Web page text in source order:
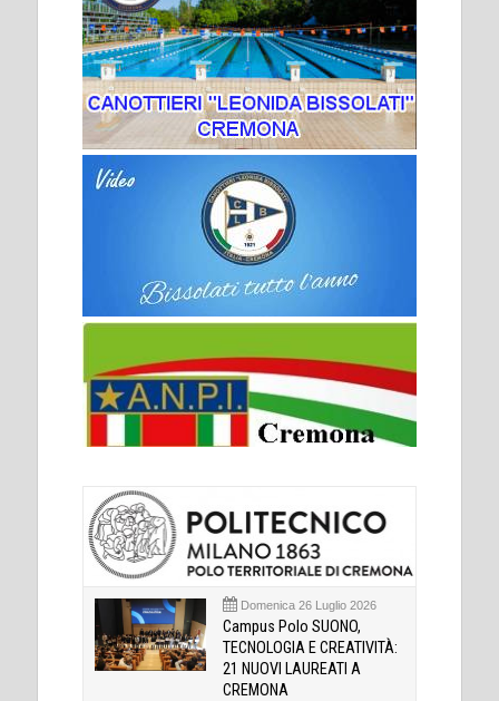
Domenica 26 Luglio 2026
Campus Polo SUONO,
TECNOLOGIA E CREATIVITÀ:
21 NUOVI LAUREATI A
CREMONA